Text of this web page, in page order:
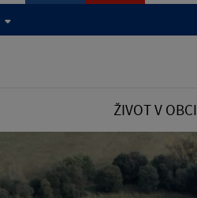
ŽIVOT V OBCI